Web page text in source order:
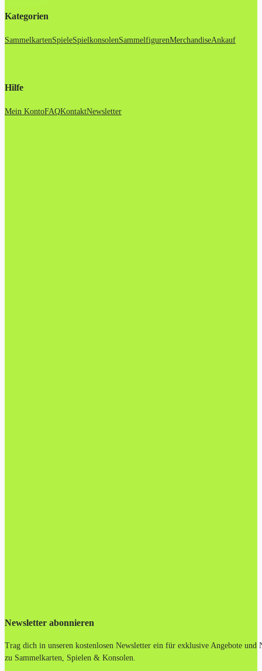
Kategorien
SammelkartenSpieleSpielkonsolenSammelfigurenMerchandiseAnkauf
Hilfe
Mein KontoFAQKontaktNewsletter
Newsletter abonnieren
Trag dich in unseren kostenlosen Newsletter ein für exklusive Angebote und
zu Sammelkarten, Spielen & Konsolen.